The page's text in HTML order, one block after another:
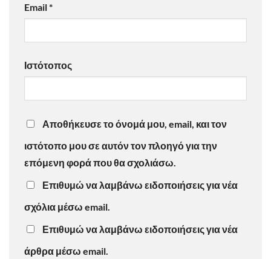
Email*
Ιστότοπος
Αποθήκευσε το όνομά μου, email, και τον
ιστότοπο μου σε αυτόν τον πλοηγό για την
επόμενη φορά που θα σχολιάσω.
Επιθυμώ να λαμβάνω ειδοποιήσεις για νέα
σχόλια μέσω email.
Επιθυμώ να λαμβάνω ειδοποιήσεις για νέα
άρθρα μέσω email.